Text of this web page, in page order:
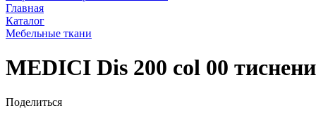
Главная
Каталог
Мебельные ткани
MEDICI Dis 200 col 00
Поделиться